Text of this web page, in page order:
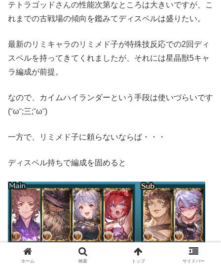
テトラゴッドさんの性能次第なところは大きいですが、こ
れまでの古戦場の傾向を鑑みてディスペルは盛りたい。
最新のリミキャラのリミメド子が特殊技反応での2回ディ
スペルを持ってきてくれましたが、それには星晶獣5キャ
ラ編成が前提。
なので、カイムハイランダーという手段は使いづらいです
(˘ω˘;三;˘ω˘)
一方で、リミメド子に頼らないならば・・・
ディスペル持ちで編成を固めると
ホーム 検索 トップ サイドバー